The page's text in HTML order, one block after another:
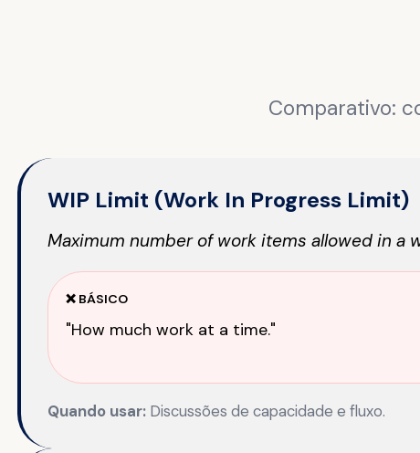
Comparativo:
WIP Limit (Work In Progress Limit)
Maximum number of work items allowed in a
❌ BÁSICO
"How much work at a time."
Quando usar:Discussões de capacidade e fluxo.